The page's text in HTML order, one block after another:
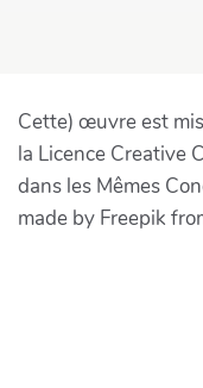
Cette) œuvre est
la Licence Creative
dans les Mêmes
made by Freepik